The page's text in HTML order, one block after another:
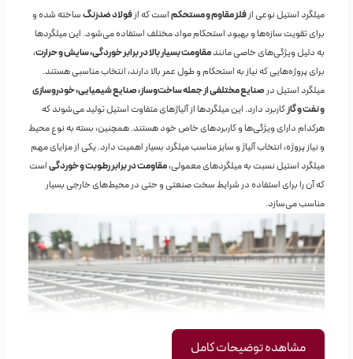
میلگرد استیل نوعی ازفلز مقاوم و مستحکماست که ازفولاد ضدزنگساخته شده و
برای تقویت سازه‌ها و بهبود استحکام مواد مختلف استفاده می‌شود. این میلگردها
به دلیل ویژگی‌های خاصی مانندمقاومت بسیار بالا در برابر خوردگی، سایش و حرارت،
برای پروژه‌هایی که نیاز به استحکام و طول عمر بالا دارند، انتخاب مناسبی هستند.
میلگرد استیل درصنایع مختلفی از جمله ساخت‌وساز، صنایع شیمیایی، خودروسازی
و نفت و گازکاربرد دارد. این میلگردها از آلیاژهای متفاوت استیل تولید می‌شوند که
هرکدام دارای ویژگی‌ها و کاربردهای خاص خود هستند. همچنین، بسته به نوع محیط
و نیاز پروژه، انتخاب آلیاژ و سایز مناسب میلگرد بسیار اهمیت دارد. یکی از مزایای مهم
میلگرد استیل نسبت به میلگردهای معمولی،مقاومت در برابر رطوبت و خوردگیاست
که آن را برای استفاده در شرایط سخت صنعتی و حتی در محیط‌های خارجی بسیار
مناسب می‌سازد.
مشاهده توضیحات کامل